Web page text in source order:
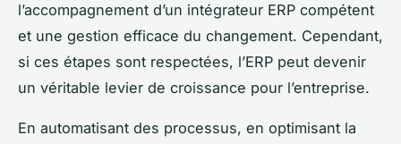
l’accompagnement d’un intégrateur ERP compétent
et une gestion efficace du changement. Cependant,
si ces étapes sont respectées, l’ERP peut devenir
un véritable levier de croissance pour l’entreprise.
En automatisant des processus, en optimisant la